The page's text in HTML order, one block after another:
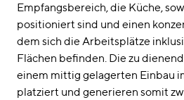
Empfangsbereich, die Küche,
positioniert sind und einen
dem sich die Arbeitsplätze
Flächen befinden. Die zu
einem mittig gelagerten Einbau
platziert und generieren somit